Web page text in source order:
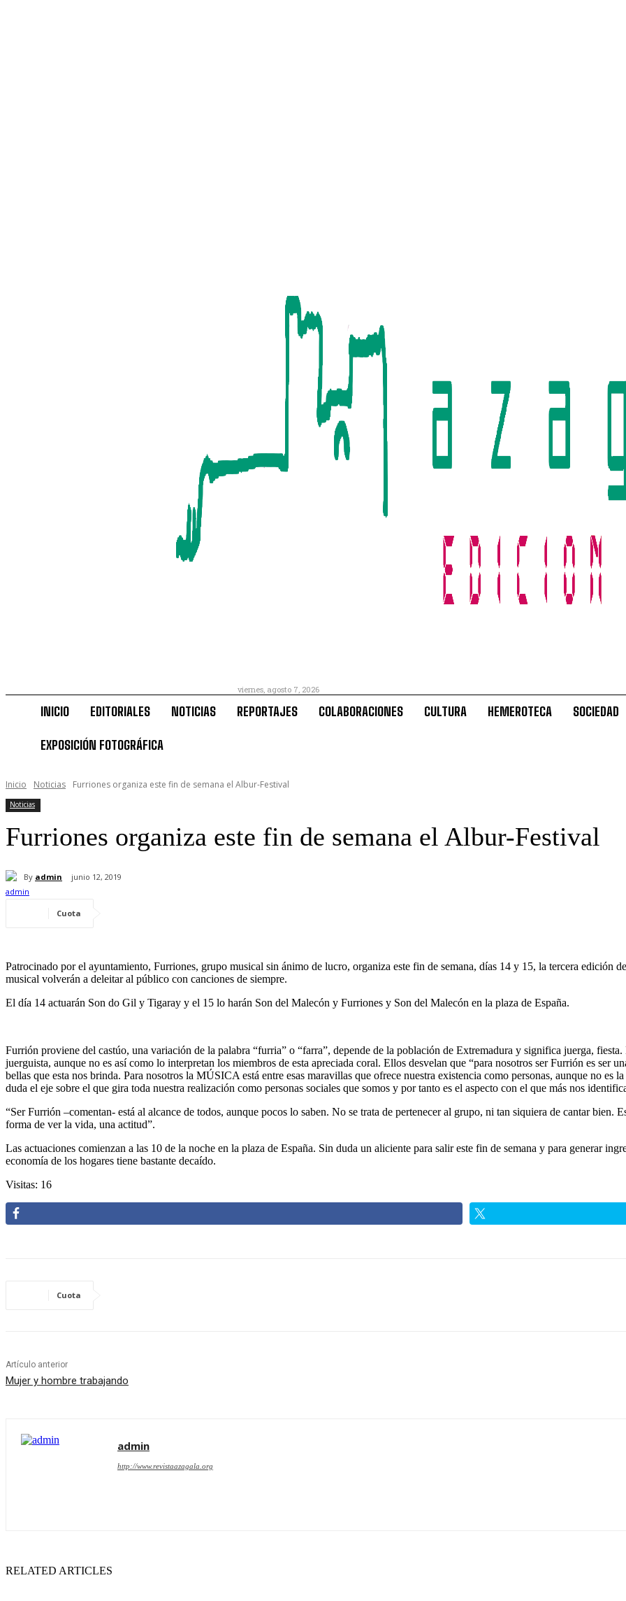
viernes, agosto 7, 2026
INICIO EDITORIALES NOTICIAS REPORTAJES COLABORACIONES CULTURA HEMEROTECA SOCIEDAD
EXPOSICIÓN FOTOGRÁFICA
Inicio Noticias Furriones organiza este fin de semana el Albur-Festival
Noticias
Furriones organiza este fin de semana el Albur-Festival
By admin junio 12, 2019
Cuota
Patrocinado por el ayuntamiento, Furriones, grupo musical sin ánimo de lucro, organiza este fin de semana, días 14 y 15, la tercera edición
musical volverán a deleitar al público con canciones de siempre.
El día 14 actuarán Son do Gil y Tigaray y el 15 lo harán Son del Malecón y Furriones y Son del Malecón en la plaza de España.
Furrión proviene del castúo, una variación de la palabra “furria” o “farra”, depende de la población de Extremadura y significa juerga,
juerguista, aunque no es así como lo interpretan los miembros de esta apreciada coral. Ellos desvelan que “para nosotros ser Furrión es ser
bellas que esta nos brinda. Para nosotros la MÚSICA está entre esas maravillas que ofrece nuestra existencia como personas, aunque no
duda el eje sobre el que gira toda nuestra realización como personas sociales que somos y por tanto es el aspecto con el que más nos
“Ser Furrión –comentan- está al alcance de todos, aunque pocos lo saben. No se trata de pertenecer al grupo, ni tan siquiera de cantar bien.
forma de ver la vida, una actitud”.
Las actuaciones comienzan a las 10 de la noche en la plaza de España. Sin duda un aliciente para salir este fin de semana y para generar
economía de los hogares tiene bastante decaído.
Visitas: 16
Cuota
Artículo anterior
Mujer y hombre trabajando
admin
http://www.revistaazagala.org
RELATED ARTICLES